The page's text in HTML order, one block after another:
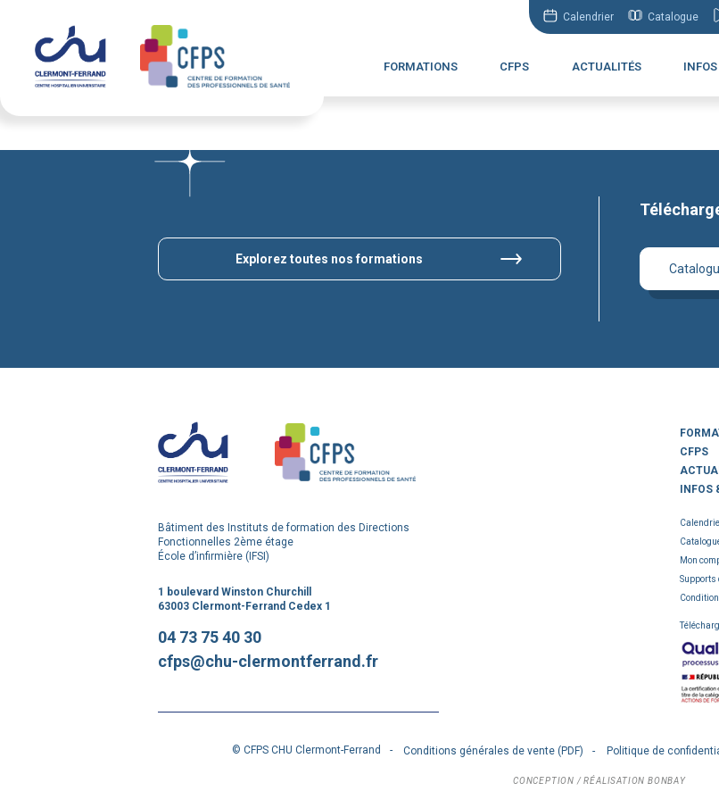
Calendrier Catalogue
FORMATIONS CFPS ACTUALITÉS
Explorez toutes nos formations
Bâtiment des Instituts de formation des Directions
Fonctionnelles 2ème étage
École d’infirmière (IFSI)
1 boulevard Winston Churchill
63003 Clermont-Ferrand Cedex 1
04 73 75 40 30
cfps@chu-clermontferrand.fr
CFPS
Mon
Supports
© CFPS CHU Clermont-Ferrand Conditions générales de vente (PDF) Politique de
CONCEPTION / RÉALISATIONBONBAY